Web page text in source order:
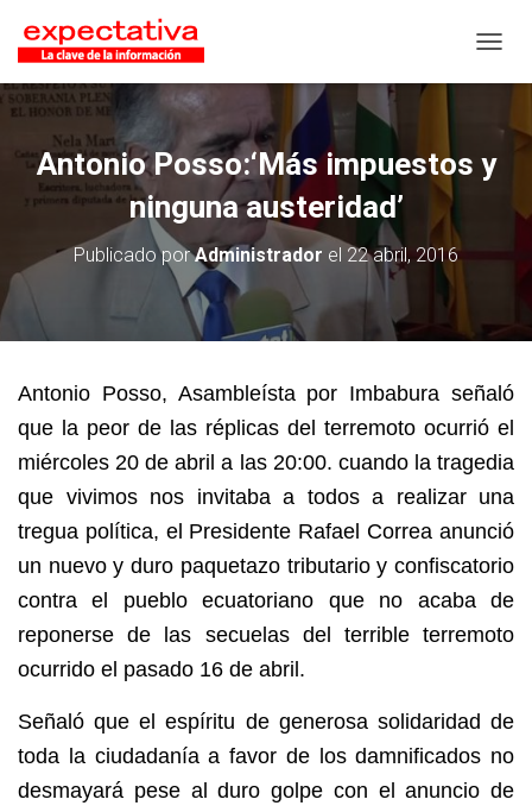
Antonio Posso:‘Más impuestos y
ninguna austeridad’
Publicado porAdministrador el 22 abril, 2016
Antonio Posso, Asambleísta por Imbabura señaló
que la peor de las réplicas del terremoto ocurrió el
miércoles 20 de abril a las 20:00. cuando la tragedia
que vivimos nos invitaba a todos a realizar una
tregua política, el Presidente Rafael Correa anunció
un nuevo y duro paquetazo tributario y confiscatorio
contra el pueblo ecuatoriano que no acaba de
reponerse de las secuelas del terrible terremoto
ocurrido el pasado 16 de abril.
Señaló que el espíritu de generosa solidaridad de
toda la ciudadanía a favor de los damnificados no
desmayará pese al duro golpe con el anuncio de